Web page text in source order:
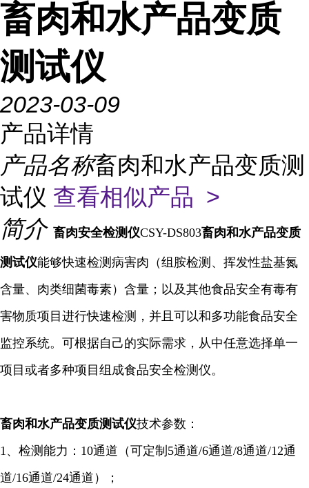
畜肉和水产品变质
测试仪
2023-03-09
产品详情
产品名称畜肉和水产品变质测
试仪 查看相似产品 >
简介 畜肉安全检测仪CSY-DS803畜肉和水产品变质
测试仪能够快速检测病害肉（组胺检测、挥发性盐基氮
含量、肉类细菌毒素）含量；以及其他食品安全有毒有
害物质项目进行快速检测，并且可以和多功能食品安全
监控系统。可根据自己的实际需求，从中任意选择单一
项目或者多种项目组成食品安全检测仪。
畜肉和水产品变质测试仪技术参数：
1、检测能力：10通道（可定制5通道/6通道/8通道/12通
道/16通道/24通道）；